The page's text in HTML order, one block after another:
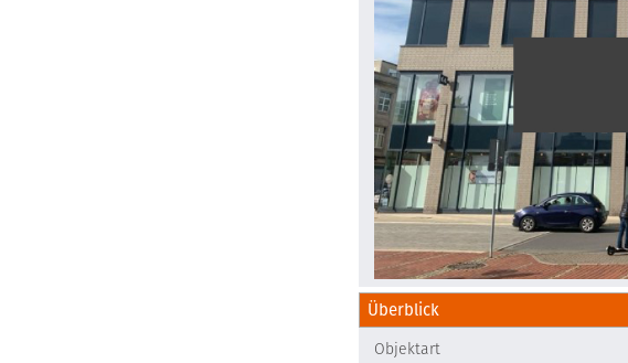
Überblick
Objektart